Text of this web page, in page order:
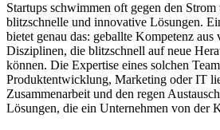
Startups schwimmen oft gegen den
blitzschnelle und innovative Lösungen.
bietet genau das: geballte Kompetenz aus
Disziplinen, die blitzschnell auf neue
können. Die Expertise eines solchen
Produktentwicklung, Marketing oder IT
Zusammenarbeit und den regen
Lösungen, die ein Unternehmen von der